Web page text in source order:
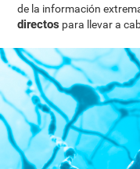
de la información
directos para llevar a